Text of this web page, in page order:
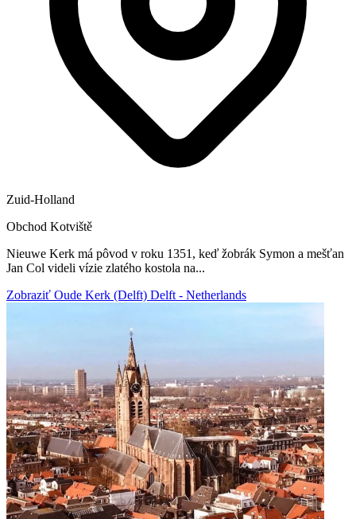
Zuid-Holland
Obchod Kotviště
Nieuwe Kerk má pôvod v roku 1351, keď žobrák Symon a mešťan
Jan Col videli vízie zlatého kostola na...
Zobraziť Oude Kerk (Delft) Delft - Netherlands